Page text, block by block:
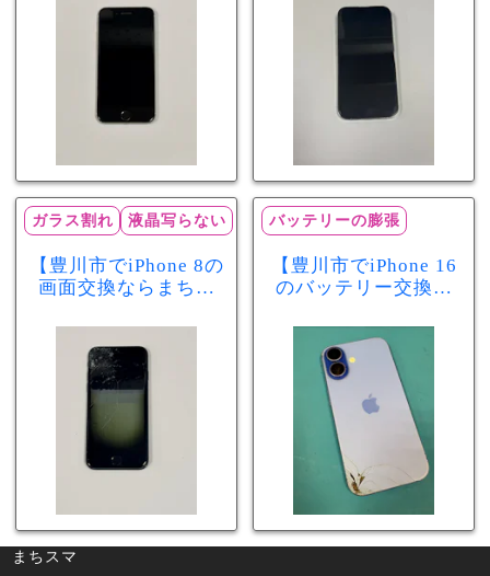
あります！
ガラス割れ 液晶写らない
【豊川市でiPhone 8の
画面交換ならまちス
れ・液晶不良も当日
60分で修理可能！
バッテリーの膨張
【豊川市でiPhone 16
のバッテリー交換な
少し膨張したバッテ
リーも当日90分で安
心修理！
まちスマ